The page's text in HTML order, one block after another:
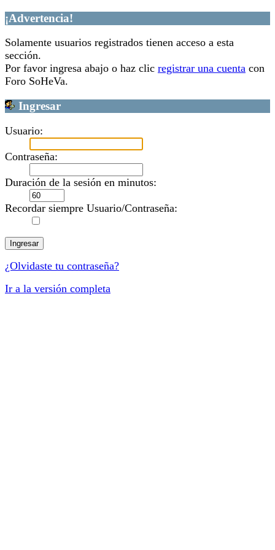
¡Advertencia!
Solamente usuarios registrados tienen acceso a esta
sección.
Por favor ingresa abajo o haz clic registrar una cuenta con
Foro SoHeVa.
Ingresar
Usuario:
Contraseña:
Duración de la sesión en minutos:
Recordar siempre Usuario/Contraseña:
¿Olvidaste tu contraseña?
Ir a la versión completa